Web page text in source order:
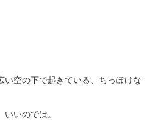
い空の下で起きている、ちっぽけな
いのでは。